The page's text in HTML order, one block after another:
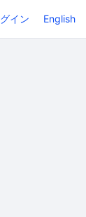
イン English